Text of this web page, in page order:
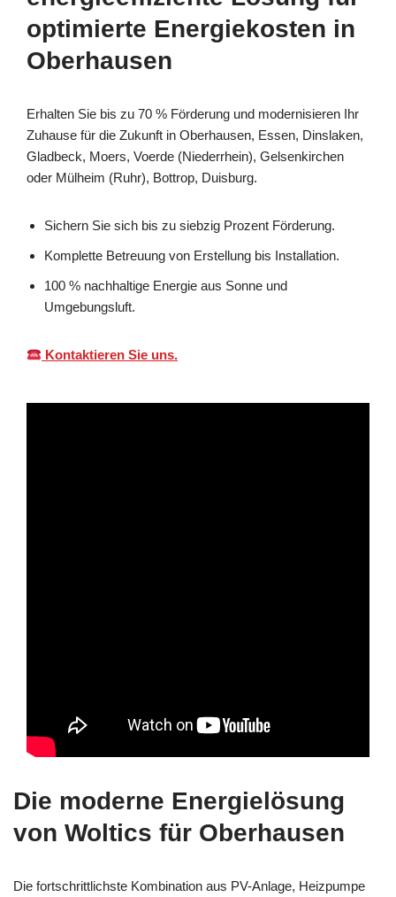
optimierte Energiekosten in
Oberhausen
Erhalten Sie bis zu 70 % Förderung und modernisieren Ihr
Zuhause für die Zukunft in Oberhausen, Essen, Dinslaken,
Gladbeck, Moers, Voerde (Niederrhein), Gelsenkirchen
oder Mülheim (Ruhr), Bottrop, Duisburg.
Sichern Sie sich bis zu siebzig Prozent Förderung.
Komplette Betreuung von Erstellung bis Installation.
100 % nachhaltige Energie aus Sonne und
Umgebungsluft.
Kontaktieren Sie uns.
Die moderne Energielösung
von Woltics für Oberhausen
Die fortschrittlichste Kombination aus PV-Anlage, Heizpumpe